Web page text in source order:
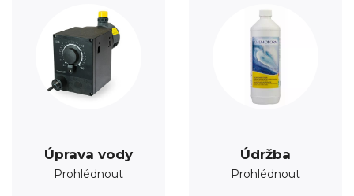
Úprava vody
Prohlédnout
Údržba
Prohlédnout